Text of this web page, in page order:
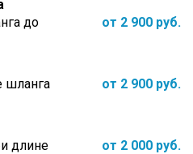
до
от 2 900 руб.
шланга
от 2 900 руб.
длине
от 2 000 руб.